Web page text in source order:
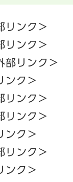
リンク＞
リンク＞
部リンク＞
ンク＞
リンク＞
リンク＞
ンク＞
リンク＞
ンク＞